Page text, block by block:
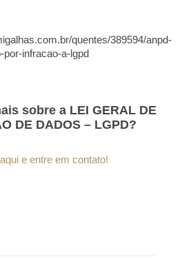
quentes/389594/anpd-
infracao-a-lgpd
sobre a LEI GERAL DE
DE DADOS – LGPD?
e entre em contato!